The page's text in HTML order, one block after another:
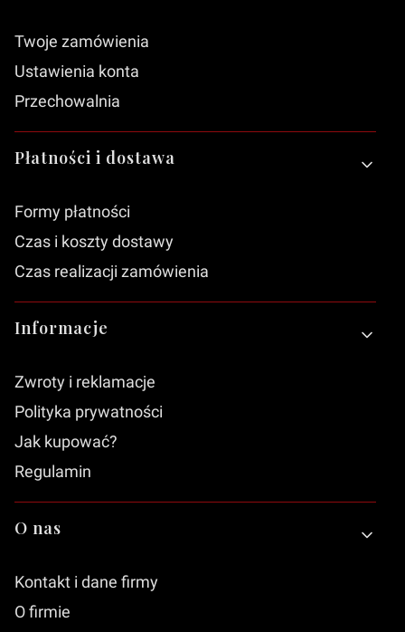
Twoje zamówienia
Ustawienia konta
Przechowalnia
Płatności i dostawa
Formy płatności
Czas i koszty dostawy
Czas realizacji zamówienia
Informacje
Zwroty i reklamacje
Polityka prywatności
Jak kupować?
Regulamin
O nas
Kontakt i dane firmy
O firmie